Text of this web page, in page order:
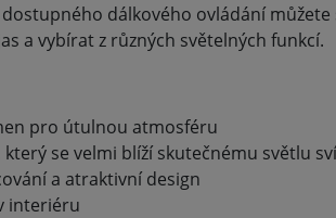
dálkového ovládání můžete
a vybírat z různých světelných funkcí.
pro útulnou atmosféru
se velmi blíží skutečnému světlu
a atraktivní design
interiéru